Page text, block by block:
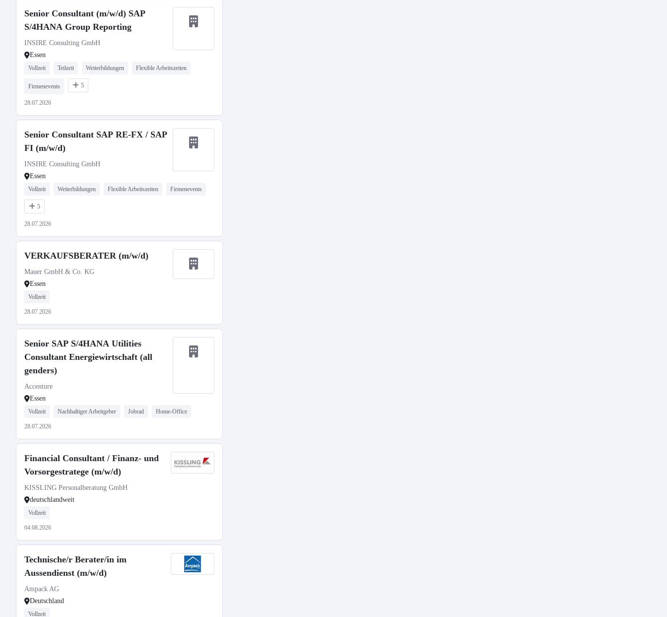
Senior Consultant (m/w/d) SAP
S/4HANA Group Reporting
INSIRE Consulting GmbH
Essen
Vollzeit Teilzeit Weiterbildungen Flexible Arbeitszeiten
Firmenevents 5
28.07.2026
Senior Consultant SAP RE-FX / SAP
FI (m/w/d)
INSIRE Consulting GmbH
Essen
Vollzeit Weiterbildungen Flexible Arbeitszeiten Firmenevents
5
28.07.2026
VERKAUFSBERATER (m/w/d)
Mauer GmbH & Co. KG
Essen
Vollzeit
28.07.2026
Senior SAP S/4HANA Utilities
Consultant Energiewirtschaft (all
genders)
Accenture
Essen
Vollzeit Nachhaltiger Arbeitgeber Jobrad Home-Office
28.07.2026
Financial Consultant / Finanz- und
Vorsorgestratege (m/w/d)
KISSLING Personalberatung GmbH
deutschlandweit
Vollzeit
04.08.2026
Technische/r Berater/in im
Aussendienst (m/w/d)
Ampack AG
Deutschland
Vollzeit